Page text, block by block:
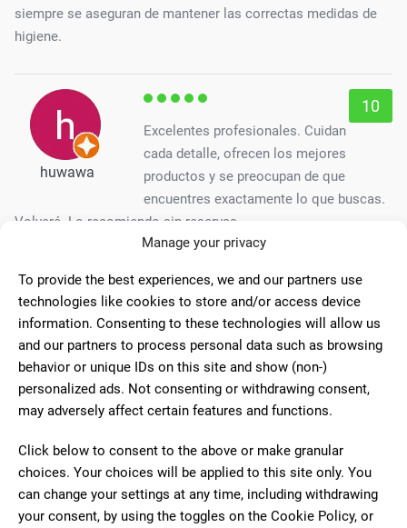
Manage your privacy
To provide the best experiences, we and our partners use
technologies like cookies to store and/or access device
information. Consenting to these technologies will allow us
and our partners to process personal data such as browsing
behavior or unique IDs on this site and show (non-)
personalized ads. Not consenting or withdrawing consent,
may adversely affect certain features and functions.
Click below to consent to the above or make granular
choices. Your choices will be applied to this site only. You
can change your settings at any time, including withdrawing
your consent, by using the toggles on the Cookie Policy, or
siempre se aseguran de mantener las correctas medidas de
higiene.
huwawa
10
Excelentes profesionales. Cuidan
cada detalle, ofrecen los mejores
productos y se preocupan de que
encuentres exactamente lo que buscas.
Volveré. Lo recomiendo sin reservas.
Magdalena
Plata
Ha sido una experiencia nefasta.
Encima que la mujer no me dio la
informacion correcta y el pedido no ha
sido el que hemos acordado. Intento
hecharme la culpa a mí teniendo
malos modos. No lo recomiendo y no volveré jamás. Por
suerte hay muchas copisterías.